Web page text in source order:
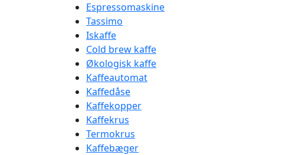
Espressomaskine
Tassimo
Iskaffe
Cold brew kaffe
Økologisk kaffe
Kaffeautomat
Kaffedåse
Kaffekopper
Kaffekrus
Termokrus
Kaffebæger